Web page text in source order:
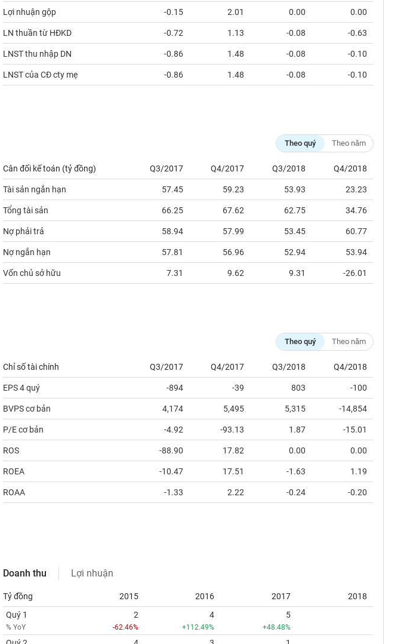
Lợi nhuận gộp -0.15 2.01 0.00 0.00
LN thuần từ HĐKD -0.72 1.13 -0.08 -0.63
LNST thu nhập DN -0.86 1.48 -0.08 -0.10
LNST của CĐ cty mẹ -0.86 1.48 -0.08 -0.10
Theo quý Theo năm
Cân đối kế toán (tỷ đồng) Q3/2017 Q4/2017 Q3/2018 Q4/2018
Tài sản ngắn hạn 57.45 59.23 53.93 23.23
Tổng tài sản 66.25 67.62 62.75 34.76
Nợ phải trả 58.94 57.99 53.45 60.77
Nợ ngắn hạn 57.81 56.96 52.94 53.94
Vốn chủ sở hữu 7.31 9.62 9.31 -26.01
Theo quý Theo năm
Chỉ số tài chính Q3/2017 Q4/2017 Q3/2018 Q4/2018
EPS 4 quý -894 -39 803 -100
BVPS cơ bản 4,174 5,495 5,315 -14,854
P/E cơ bản -4.92 -93.13 1.87 -15.01
ROS -88.90 17.82 0.00 0.00
ROEA -10.47 17.51 -1.63 1.19
ROAA -1.33 2.22 -0.24 -0.20
Doanh thu Lợi nhuận
Tỷ đồng 2015 2016 2017
2018
Quý 1
% YoY
2
-62.46%
4
+112.49%
5
+48.48%